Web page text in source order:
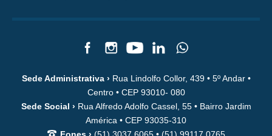
Sede Administrativa › Rua Lindolfo Collor, 439 • 5º Andar •
Centro • CEP 93010- 080
Sede Social › Rua Alfredo Adolfo Cassel, 55 • Bairro Jardim
América • CEP 93035-310
Fones › (51) 3037.6065 • (51) 99117.0765